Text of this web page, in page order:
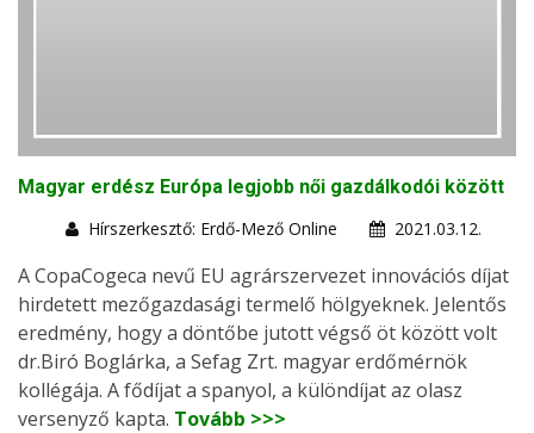
Magyar erdész Európa legjobb női gazdálkodói között
Hírszerkesztő: Erdő-Mező Online
2021.03.12.
A CopaCogeca nevű EU agrárszervezet innovációs díjat
hirdetett mezőgazdasági termelő hölgyeknek. Jelentős
eredmény, hogy a döntőbe jutott végső öt között volt
dr.Biró Boglárka, a Sefag Zrt. magyar erdőmérnök
kollégája. A fődíjat a spanyol, a különdíjat az olasz
versenyző kapta. Tovább >>>